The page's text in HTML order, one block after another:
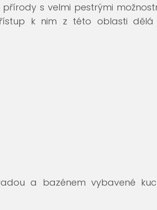
s velmi pestrými
k nim z této oblasti
a bazénem vybavené